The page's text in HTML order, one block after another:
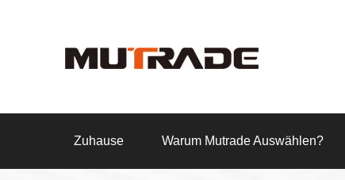
Zuhause Warum Mutrade Auswählen?